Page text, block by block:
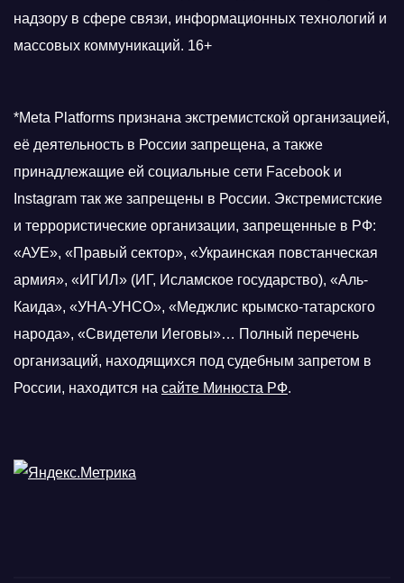
надзору в сфере связи, информационных технологий и
массовых коммуникаций. 16+
*Meta Platforms признана экстремистской организацией,
её деятельность в России запрещена, а также
принадлежащие ей социальные сети Facebook и
Instagram так же запрещены в России. Экстремистские
и террористические организации, запрещенные в РФ:
«АУЕ», «Правый сектор», «Украинская повстанческая
армия», «ИГИЛ» (ИГ, Исламское государство), «Аль-
Каида», «УНА-УНСО», «Меджлис крымско-татарского
народа», «Свидетели Иеговы»… Полный перечень
организаций, находящихся под судебным запретом в
России, находится на сайте Минюста РФ.